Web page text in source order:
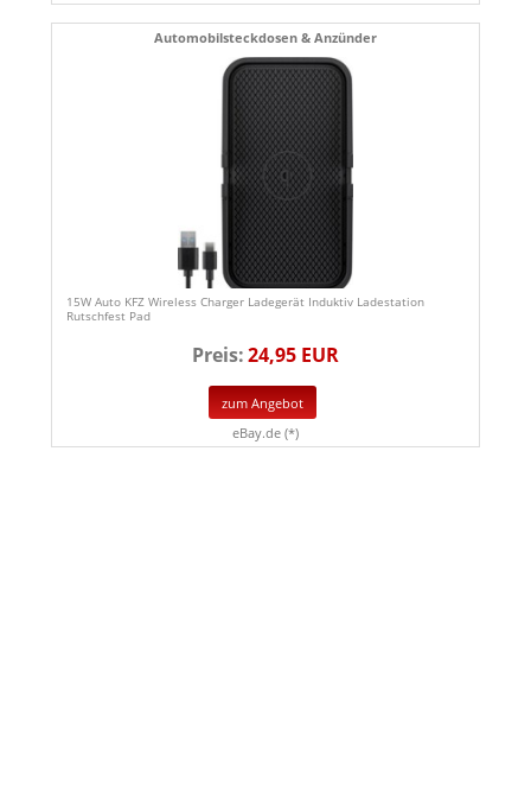
Automobilsteckdosen & Anzünder
15W Auto KFZ Wireless Charger Ladegerät Induktiv Ladestation
Rutschfest Pad
Preis:24,95 EUR
zum Angebot
eBay.de (*)